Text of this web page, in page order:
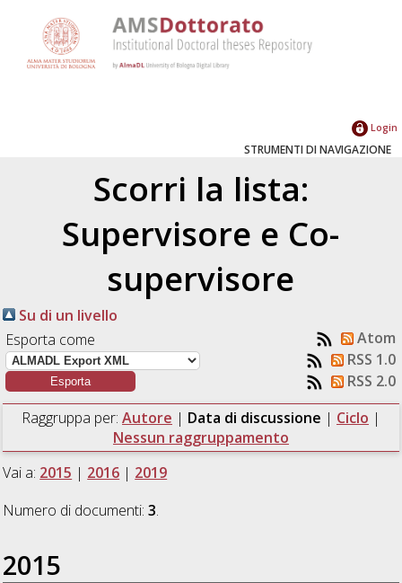
Login
STRUMENTI DI NAVIGAZIONE
Scorri la lista:
Supervisore e Co-
supervisore
Su di un livello
Esporta come
Atom
RSS 1.0
RSS 2.0
Raggruppa per: Autore | Data di discussione | Ciclo |
Nessun raggruppamento
Vai a: 2015 | 2016 | 2019
Numero di documenti:3.
2015